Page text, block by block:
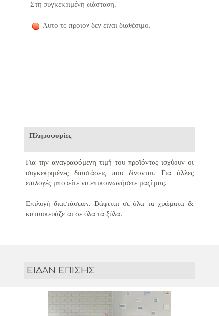
Στη συγκεκριμένη διάσταση.
Αυτό το προιόν δεν είναι διαθέσιμο.
Πληροφορίες
Για την αναγραφόμενη τιμή του προϊόντος ισχύουν οι
συγκεκριμένες διαστάσεις που δίνονται. Για άλλες
επιλογές μπορείτε να επικοινωνήσετε μαζί μας.
Επιλογή διαστάσεων. Βάφεται σε όλα τα χρώματα &
κατασκευάζεται σε όλα τα ξύλα.
ΕΙΔΑΝ ΕΠΙΣΗΣ